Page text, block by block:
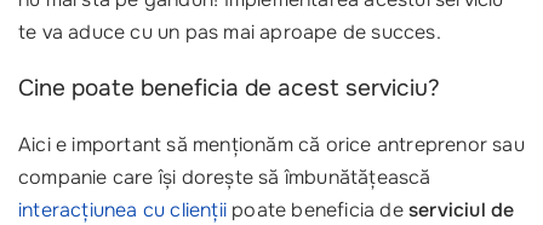
te va aduce cu un pas mai aproape de succes.
Cine poate beneficia de acest serviciu?
Aici e important să menționăm că orice antreprenor sau
companie care își dorește să îmbunătățească
interacțiunea cu clienții poate beneficia deserviciul de